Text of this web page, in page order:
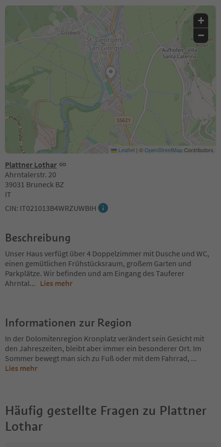
Plattner Lothar
Ahrntalerstr. 20
39031 Bruneck BZ
IT
CIN: IT021013B4WRZUWBIH
+
−
Leaflet | ©OpenStreetMapContributors
Beschreibung
Unser Haus verfügt über 4 Doppelzimmer mit Dusche und WC,
einen gemütlichen Frühstücksraum, großem Garten und
Parkplätze. Wir befinden und am Eingang des Tauferer
Ahrntal... Lies mehr
Informationen zur Region
In der Dolomitenregion Kronplatz verändert sein Gesicht mit
den Jahreszeiten, bleibt aber immer ein besonderer Ort. Im
Sommer bewegt man sich zu Fuß oder mit dem Fahrrad, ...
Lies mehr
Häufig gestellte Fragen zu Plattner
Lothar